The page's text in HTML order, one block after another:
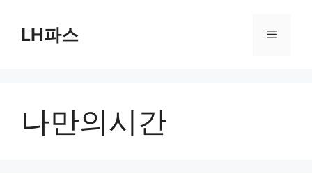
LH파스 메
나만의시간